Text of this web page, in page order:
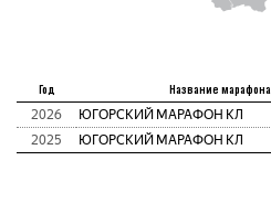
Год Название марафона
2026 ЮГОРСКИЙ МАРАФОН КЛ
2025
ЮГОРСКИЙ МАРАФОН КЛ